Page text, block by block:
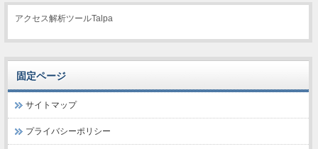
アクセス解析ツールTalpa
固定ページ
サイトマップ
プライバシーポリシー